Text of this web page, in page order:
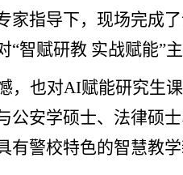
家指导下，现场完成
“智赋研教 实战赋能”
，也对AI赋能研究生
公安学硕士、法律硕
有警校特色的智慧教